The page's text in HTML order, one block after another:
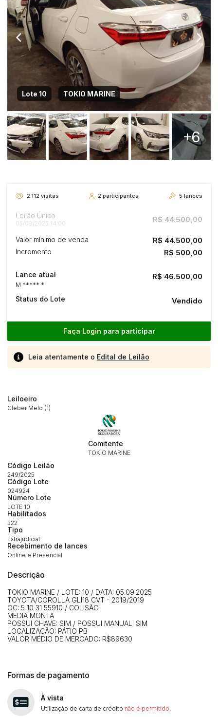
Lote 10 TOKIO MARINE
+6
2.112 visitas 2 participantes 5 lances
Leilão Único
05/09/2025 14:00 R$ 44.500,00
Valor mínimo de venda R$ 44.500,00
Incremento R$ 500,00
Lance atual
M ***** *
R$ 46.500,00
Status do Lote Vendido
Faça Login para participar
Leia atentamente o Edital de Leilão
Leiloeiro
Cleber Melo (1)
Comitente
TOKIO MARINE
Código Leilão
249/2025
Código Lote
024924
Número Lote
LOTE 10
Habilitados
322
Tipo
Extrajudicial
Recebimento de lances
Online e Presencial
Descrição
TOKIO MARINE / LOTE: 10 / DATA: 05.09.2025
TOYOTA/COROLLA GLI18 CVT - 2019/2019
OC: 5 10 31 55910 / COLISÃO
MEDIA MONTA
POSSUI CHAVE: SIM / POSSUI MANUAL: SIM
LOCALIZAÇÃO: PÁTIO PB
VALOR MÉDIO DE MERCADO: R$89630
Formas de pagamento
À vista
Utilização de carta de crédito não é permitido
Envie sua Proposta
(Art. 895, CPC)
Histórico de Propostas
14/04/2025 18:43:11
Clique aqui para fazer login
Habilite-se para efetuar lances ou
propostas